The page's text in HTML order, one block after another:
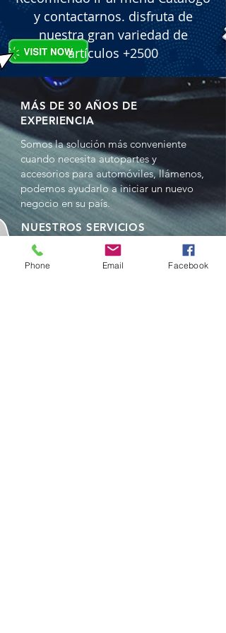
Speed Fan, Canbus Built-in, Compact
Size.
� Part Number: SO-M1 9012.
� Reference: 2420001205.
y contactarnos. disfruta de
nuestra gran variedad de
artículos +2500
MÁS DE 30 AÑOS DE
EXPERIENCIA
Somos la solución más conveniente
cuando necesita autopartes y
accesorios para automóviles, llámenos,
podemos ayudarlo a iniciar un nuevo
negocio en su país.
NUESTROS SERVICIOS
- Ventas al por mayor
- Distribuciones
Phone Email Facebook